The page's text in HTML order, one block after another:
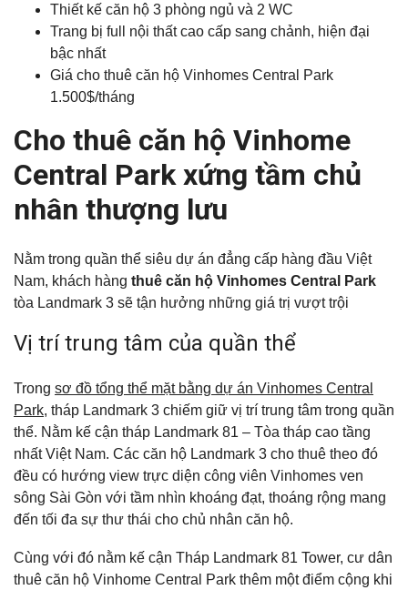
Thiết kế căn hộ 3 phòng ngủ và 2 WC
Trang bị full nội thất cao cấp sang chảnh, hiện đại
bậc nhất
Giá cho thuê căn hộ Vinhomes Central Park
1.500$/tháng
Cho thuê căn hộ Vinhome
Central Park xứng tầm chủ
nhân thượng lưu
Nằm trong quần thể siêu dự án đẳng cấp hàng đầu Việt
Nam, khách hàng thuê căn hộ Vinhomes Central Park
tòa Landmark 3 sẽ tận hưởng những giá trị vượt trội
Vị trí trung tâm của quần thể
Trong sơ đồ tổng thể mặt bằng dự án Vinhomes Central
Park, tháp Landmark 3 chiếm giữ vị trí trung tâm trong quần
thể. Nằm kế cận tháp Landmark 81 – Tòa tháp cao tầng
nhất Việt Nam. Các căn hộ Landmark 3 cho thuê theo đó
đều có hướng view trực diện công viên Vinhomes ven
sông Sài Gòn với tầm nhìn khoáng đạt, thoáng rộng mang
đến tối đa sự thư thái cho chủ nhân căn hộ.
Cùng với đó nằm kế cận Tháp Landmark 81 Tower, cư dân
thuê căn hộ Vinhome Central Park thêm một điểm cộng khi